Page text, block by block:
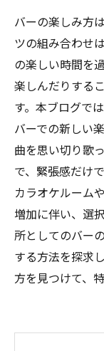
バーの楽しみ方
ツの組み合わせ
の楽しい時間を
楽しんだりする
す。本ブログで
バーでの新しい
曲を思い切り歌
で、緊張感だけ
カラオケルーム
増加に伴い、選
所としてのバー
する方法を探求
方を見つけて、